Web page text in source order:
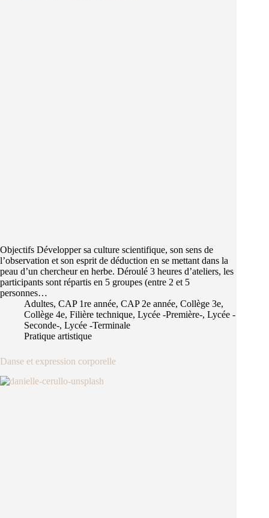
Objectifs Développer sa culture scientifique, son sens de
l’observation et son esprit de déduction en se mettant dans la
peau d’un chercheur en herbe. Déroulé 3 heures d’ateliers, les
participants sont répartis en 5 groupes (entre 2 et 5
personnes…
Adultes, CAP 1re année, CAP 2e année, Collège 3e,
Collège 4e, Filière technique, Lycée -Première-, Lycée -
Seconde-, Lycée -Terminale
Pratique artistique
Danse et expression corporelle